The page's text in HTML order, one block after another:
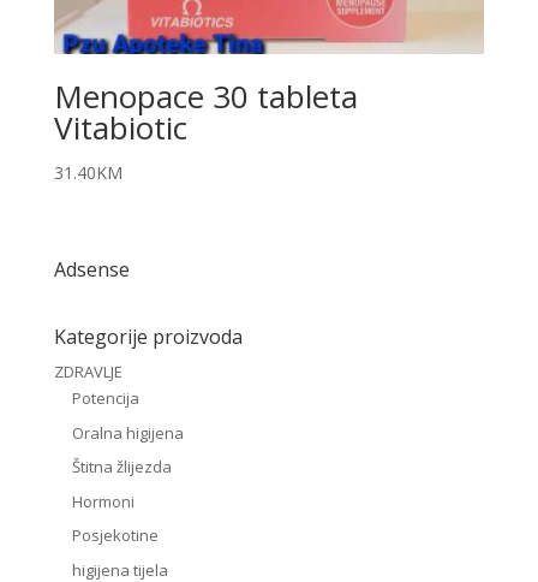
Menopace 30 tableta
Vitabiotic
31.40KM
Adsense
Kategorije proizvoda
ZDRAVLJE
Potencija
Oralna higijena
Štitna žlijezda
Hormoni
Posjekotine
higijena tijela